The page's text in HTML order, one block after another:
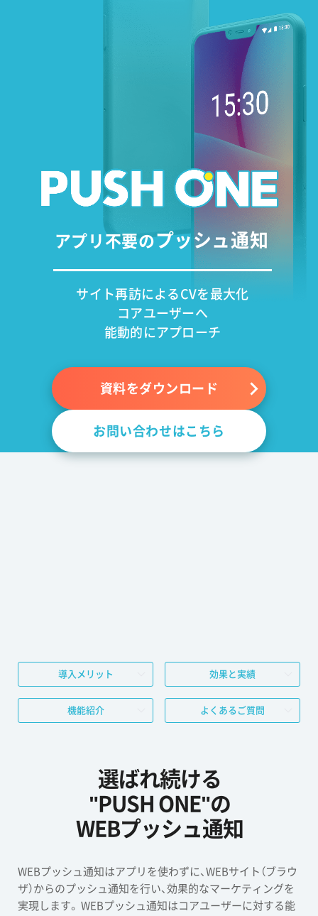
アプリ不要のプッシュ通知
サイト再訪によるCVを最大化
コアユーザーへ
能動的にアプローチ
資料をダウンロード
お問い合わせはこちら
導入メリット 効果と実績
機能紹介 よくあるご質問
選ばれ続ける
"PUSH ONE"の
WEBプッシュ通知
WEBプッシュ通知はアプリを使わずに、WEBサイト（ブラウ
ザ）からのプッシュ通知を行い、効果的なマーケティングを
実現します。 WEBプッシュ通知はコアユーザーに対する能